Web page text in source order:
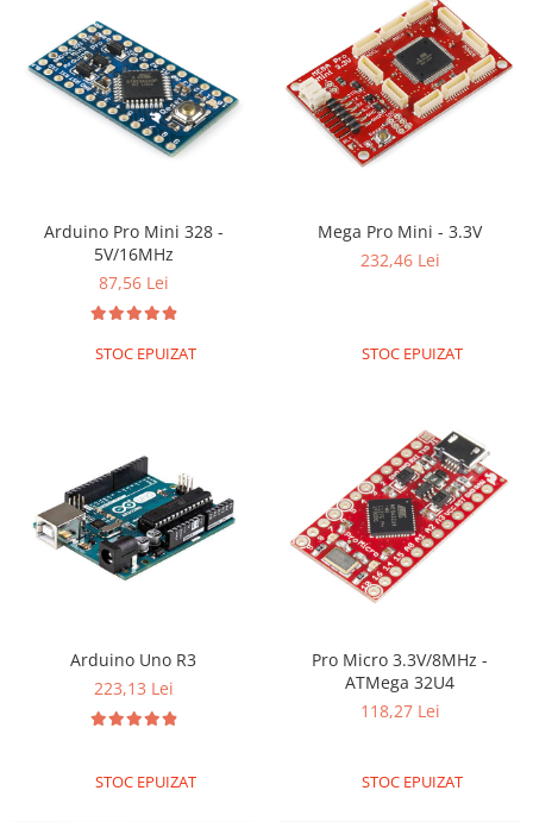
Arduino Pro Mini 328 -
5V/16MHz
87,56 Lei
STOC EPUIZAT
Mega Pro Mini - 3.3V
232,46 Lei
STOC EPUIZAT
Arduino Uno R3
223,13 Lei
STOC EPUIZAT
Pro Micro 3.3V/8MHz -
ATMega 32U4
118,27 Lei
STOC EPUIZAT